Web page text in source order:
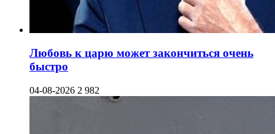
Любовь к царю может закончиться очень
быстро
04-08-2026 2 982